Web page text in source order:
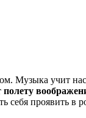
учит
себя проявить в